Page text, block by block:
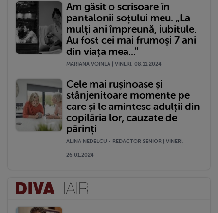
Am găsit o scrisoare în
pantalonii soțului meu. „La
mulți ani împreună, iubitule.
Au fost cei mai frumoși 7 ani
din viața mea..."
MARIANA VOINEA | VINERI, 08.11.2024
Cele mai rușinoase și
stânjenitoare momente pe
care și le amintesc adulții din
copilăria lor, cauzate de
părinți
ALINA NEDELCU - REDACTOR SENIOR | VINERI,
26.01.2024